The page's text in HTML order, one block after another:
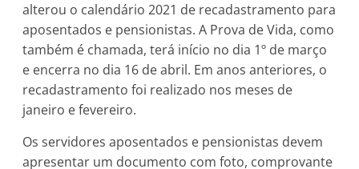
alterou o calendário 2021 de recadastramento para
aposentados e pensionistas. A Prova de Vida, como
também é chamada, terá início no dia 1º de março
e encerra no dia 16 de abril. Em anos anteriores, o
recadastramento foi realizado nos meses de
janeiro e fevereiro.
Os servidores aposentados e pensionistas devem
apresentar um documento com foto, comprovante